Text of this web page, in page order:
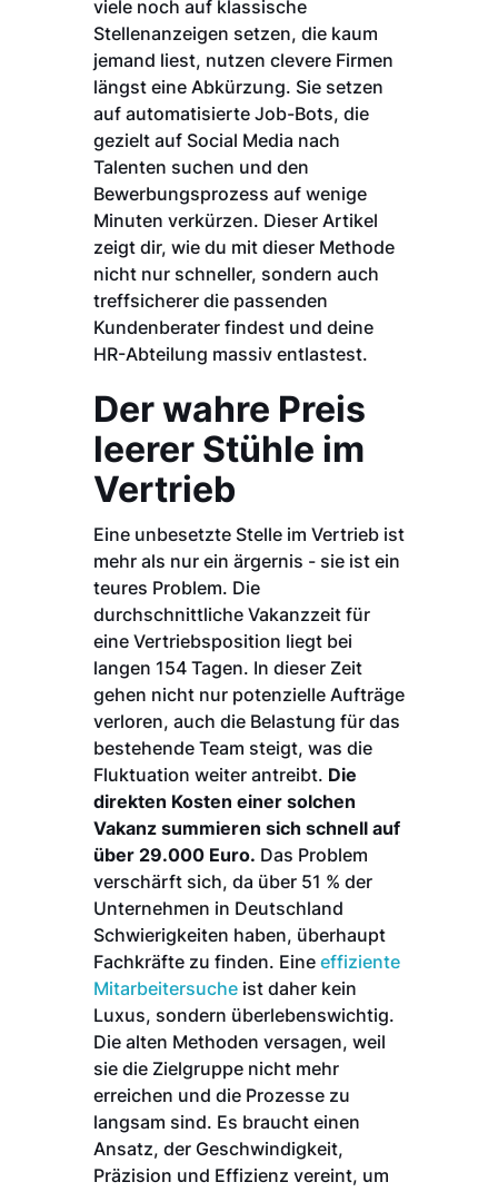
viele noch auf klassische
Stellenanzeigen setzen, die kaum
jemand liest, nutzen clevere Firmen
längst eine Abkürzung. Sie setzen
auf automatisierte Job-Bots, die
gezielt auf Social Media nach
Talenten suchen und den
Bewerbungsprozess auf wenige
Minuten verkürzen. Dieser Artikel
zeigt dir, wie du mit dieser Methode
nicht nur schneller, sondern auch
treffsicherer die passenden
Kundenberater findest und deine
HR-Abteilung massiv entlastest.
Der wahre Preis
leerer Stühle im
Vertrieb
Eine unbesetzte Stelle im Vertrieb ist
mehr als nur ein ärgernis - sie ist ein
teures Problem. Die
durchschnittliche Vakanzzeit für
eine Vertriebsposition liegt bei
langen 154 Tagen. In dieser Zeit
gehen nicht nur potenzielle Aufträge
verloren, auch die Belastung für das
bestehende Team steigt, was die
Fluktuation weiter antreibt. Die
direkten Kosten einer solchen
Vakanz summieren sich schnell auf
über 29.000 Euro. Das Problem
verschärft sich, da über 51 % der
Unternehmen in Deutschland
Schwierigkeiten haben, überhaupt
Fachkräfte zu finden. Eine effiziente
Mitarbeitersuche ist daher kein
Luxus, sondern überlebenswichtig.
Die alten Methoden versagen, weil
sie die Zielgruppe nicht mehr
erreichen und die Prozesse zu
langsam sind. Es braucht einen
Ansatz, der Geschwindigkeit,
Präzision und Effizienz vereint, um